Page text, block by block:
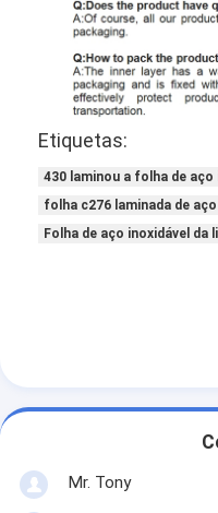
Etiquetas:
430 laminou a folha de aço
folha c276 laminada de aço
Folha de aço inoxidável da
Mr. Tony